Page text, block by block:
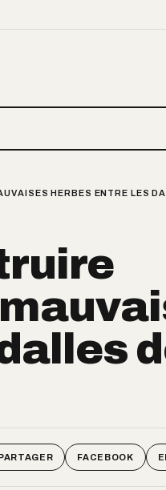
HERBES ENTRE LES
FACEBOOK